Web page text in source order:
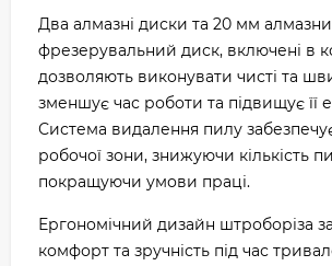
Два алмазні диски та 20 мм
фрезерувальний диск, включені в
дозволяють виконувати чисті та
зменшує час роботи та підвищує її
Система видалення пилу
робочої зони, знижуючи кількість
покращуючи умови праці.
Ергономічний дизайн штроборіза
комфорт та зручність під час